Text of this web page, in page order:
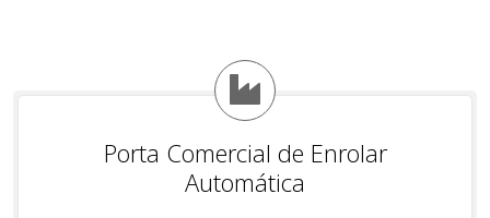
Porta Comercial de Enrolar
Automática